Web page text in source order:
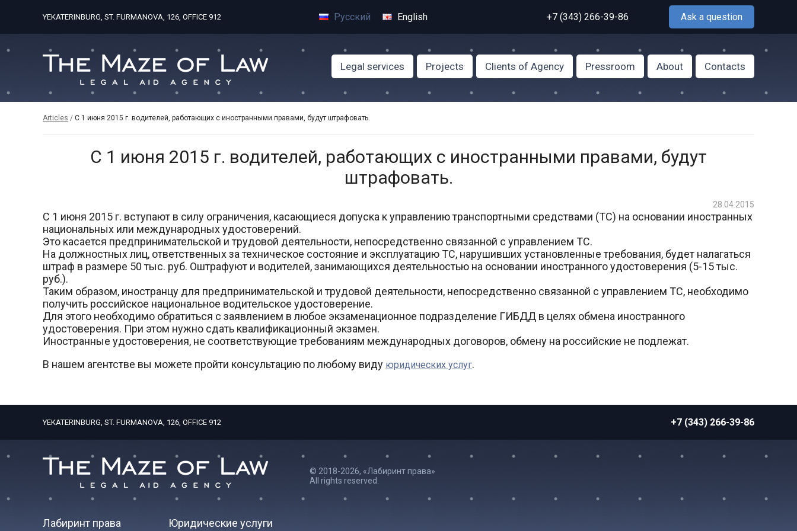
Ask a question
+7 (343) 266-39-86
YEKATERINBURG, ST. FURMANOVA, 126, OFFICE 912 Русский English
Legal services Projects Clients of Agency Pressroom About Contacts
Articles / С 1 июня 2015 г. водителей, работающих с иностранными правами, будут штрафовать.
С 1 июня 2015 г. водителей, работающих с иностранными правами, будут
штрафовать.
28.04.2015
С 1 июня 2015 г. вступают в силу ограничения, касающиеся допуска к управлению транспортными средствами (ТС) на основании иностранных
национальных или международных удостоверений.
Это касается предпринимательской и трудовой деятельности, непосредственно связанной с управлением ТС.
На должностных лиц, ответственных за техническое состояние и эксплуатацию ТС, нарушивших установленные требования, будет налагаться
штраф в размере 50 тыс. руб. Оштрафуют и водителей, занимающихся деятельностью на основании иностранного удостоверения (5-15 тыс.
руб.).
Таким образом, иностранцу для предпринимательской и трудовой деятельности, непосредственно связанной с управлением ТС, необходимо
получить российское национальное водительское удостоверение.
Для этого необходимо обратиться с заявлением в любое экзаменационное подразделение ГИБДД в целях обмена иностранного
удостоверения. При этом нужно сдать квалификационный экзамен.
Иностранные удостоверения, не соответствующие требованиям международных договоров, обмену на российские не подлежат.
В нашем агентстве вы можете пройти консультацию по любому виду юридических услуг.
+7 (343) 266-39-86
YEKATERINBURG, ST. FURMANOVA, 126, OFFICE 912
© 2018-2026, «Лабиринт права»
All rights reserved.
Лабиринт права Юридические услуги